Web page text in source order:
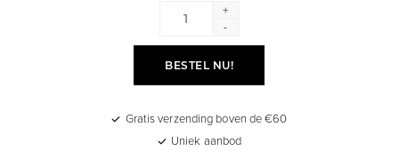
+
-
BESTEL NU!
Gratis verzending boven de €60
Uniek aanbod